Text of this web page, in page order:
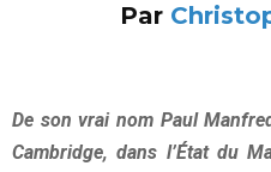
Par
De son vrai nom Paul
Cambridge, dans l’État du